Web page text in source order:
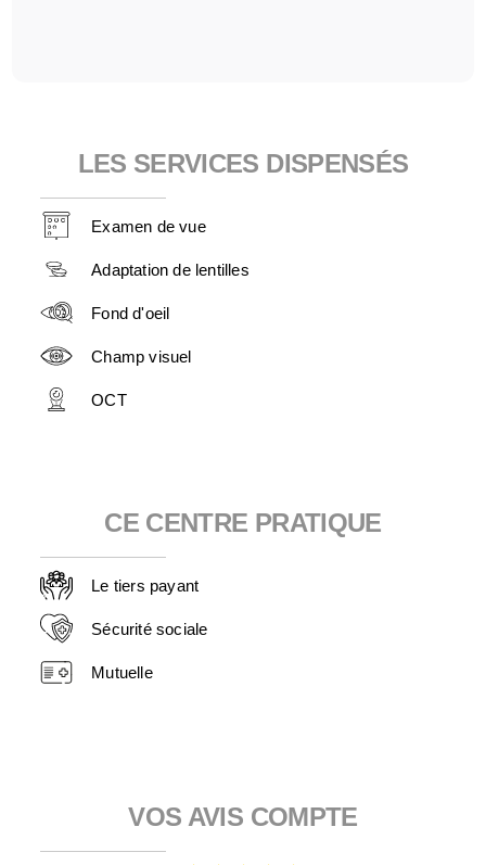
LES SERVICES DISPENSÉS
Examen de vue
Adaptation de lentilles
Fond d'oeil
Champ visuel
OCT
CE CENTRE PRATIQUE
Le tiers payant​
Sécurité sociale​
Mutuelle​
VOS AVIS COMPTE